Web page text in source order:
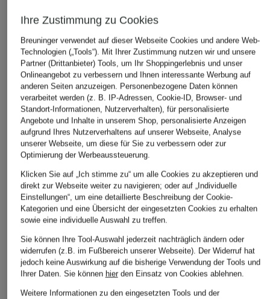
Ihre Zustimmung zu Cookies
Breuninger verwendet auf dieser Webseite Cookies und andere Web-
Technologien („Tools“). Mit Ihrer Zustimmung nutzen wir und unsere
Partner (Drittanbieter) Tools, um Ihr Shoppingerlebnis und unser
Onlineangebot zu verbessern und Ihnen interessante Werbung auf
anderen Seiten anzuzeigen. Personenbezogene Daten können
verarbeitet werden (z. B. IP-Adressen, Cookie-ID, Browser- und
Standort-Informationen, Nutzerverhalten), für personalisierte
Angebote und Inhalte in unserem Shop, personalisierte Anzeigen
aufgrund Ihres Nutzerverhaltens auf unserer Webseite, Analyse
unserer Webseite, um diese für Sie zu verbessern oder zur
Optimierung der Werbeaussteuerung.
Klicken Sie auf „Ich stimme zu“ um alle Cookies zu akzeptieren und
direkt zur Webseite weiter zu navigieren; oder auf „Individuelle
Einstellungen“, um eine detaillierte Beschreibung der Cookie-
Kategorien und eine Übersicht der eingesetzten Cookies zu erhalten
sowie eine individuelle Auswahl zu treffen.
Sie können Ihre Tool-Auswahl jederzeit nachträglich ändern oder
widerrufen (z.B. im Fußbereich unserer Webseite). Der Widerruf hat
jedoch keine Auswirkung auf die bisherige Verwendung der Tools und
Ihrer Daten. Sie können hierden Einsatz von Cookies ablehnen.
Weitere Informationen zu den eingesetzten Tools und der